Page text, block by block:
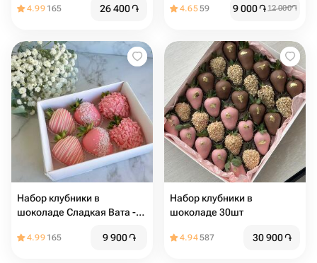
4.99 165 26 400֏ 4.6559 9 000֏12 000֏
Набор клубники в
шоколаде Сладкая Вата -
4.99 165 9 900֏
Набор клубники в
шоколаде 30шт
4.94587 30 900֏